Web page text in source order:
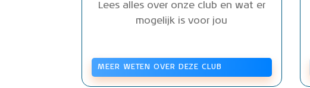
Lees alles over onze club en wat er
mogelijk is voor jou
MEER WETEN OVER DEZE CLUB